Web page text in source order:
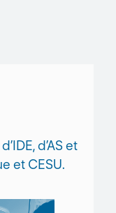
d’AS et
et CESU.